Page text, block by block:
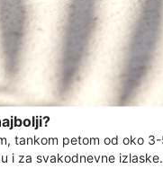
tankom petom od oko
i za svakodnevne